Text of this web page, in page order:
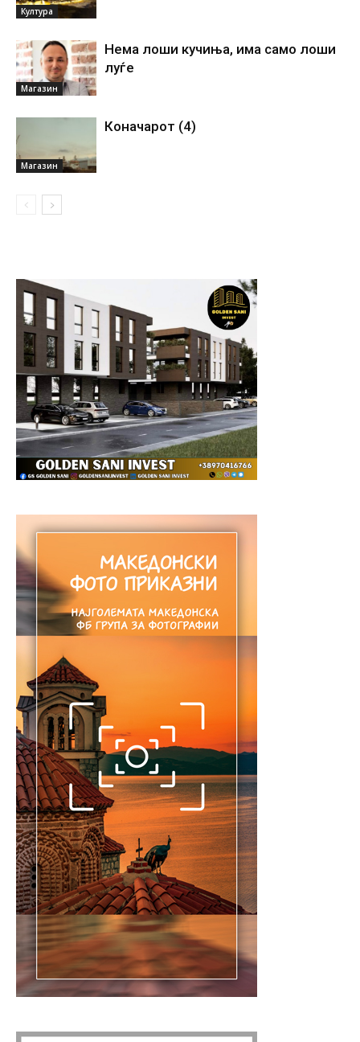
Култура
Магазин
Нема лоши кучиња, има само лоши
луѓе
Магазин
Коначарот (4)